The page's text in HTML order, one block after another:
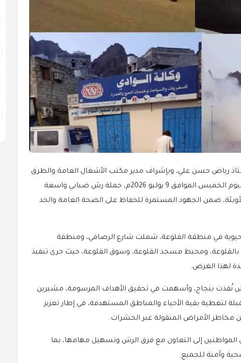
رياض حسن علي، وبإشراف مدير مكتب الأشغال العامة والطرق
بالمديرية، نفّذ قسم صحة البيئة، فجر اليوم الخميس الموافق 9 يوليو 2026م، حملة رش ضبابي واسعة
ضمن الجهود المستمرة للحفاظ على الصحة العامة والحد
في منطقة القلوعة، شملت شارع الرصافي، ومنطقة
ومحيط مسجد القلوعة، وسوق القلوعة، حيث جرى تنفيذ
لهذا الغرض.
نُفذت بنجاح، وأسهمت في تحقيق الأهداف المرسومة، مشيرين
لتغطية بقية الأحياء والمناطق المستهدفة، في إطار تعزيز
مخاطر الأمراض المنقولة عبر الحشرات.
المواطنين إلى التعاون مع فرق الرش وتسهيل مهامها، بما
وآمنة للجميع.